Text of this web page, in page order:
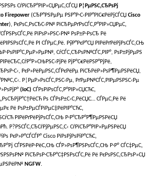
СѓРїСЂР°РІР»СЏРµС‚СЃСЏ Р¦РµРЅС‚СЂРѕРј
Firepower (СЂР°РЅРµРµ РЅР°Р·С‹РІР°РІС€РёРјСЃСЏ Cisco
), РєРѕС‚РѕСЂС‹Р№ РїСЂРµРґРѕСЃС‚Р°РІР»СЏРµС‚
РїРѕР»РЅС‹Р№ РѕР±Р·РѕСЂ Рё
РІ СЃРµС‚Рё. РўР°РєР°СЏ РІРёРґРёРјРѕСЃС‚СЊ
СѓСЃС‚СЂРѕР№СЃС‚РІР°, РѕР±РјРµРЅ
РјР°С€РёРЅР°РјРё,
РєР»РёРµРЅС‚СЃРєРёРµ РїСЂРёР»РѕР¶РµРЅРёСЏ,
Р¦РµР»РѕСЃС‚РЅС‹Рµ, РґРµР№СЃС‚РІРµРЅРЅС‹Рµ
(IoC) СЃРѕРїРѕСЃС‚Р°РІР»СЏСЋС‚
Рѕ СЃРѕР±С‹С‚РёСЏС… СЃРµС‚Рё Рё
Рё РѕР±РµСЃРїРµС‡РёРІР°СЋС‚
РІРёРґРёРјРѕСЃС‚СЊ Р·Р°СЂР°Р¶РµРЅРёСЏ
Р?РЅСЃС‚СЂСѓРјРµРЅС‚С‹ СѓРїСЂР°РІР»РµРЅРёСЏ
РєР»Р°СЃСЃР° Cisco РїРѕРјРѕРіР°СЋС‚
СЃРЅРёР·РёС‚СЊ СЃР»РѕР¶РЅРѕСЃС‚СЊ Р·Р° СЃС‡РµС‚
РїСЂРѕР·СЂР°С‡РЅРѕСЃС‚Рё Рё РєРѕРЅС‚СЂРѕР»СЏ
NGFW.